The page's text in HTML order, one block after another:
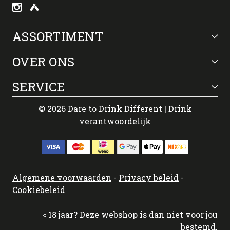
ASSORTIMENT
OVER ONS
SERVICE
© 2026 Dare to Drink Different | Drink
verantwoordelijk
Algemene voorwaarden - Privacy beleid -
Cookiebeleid
< 18 jaar? Deze webshop is dan niet voor jou
bestemd.